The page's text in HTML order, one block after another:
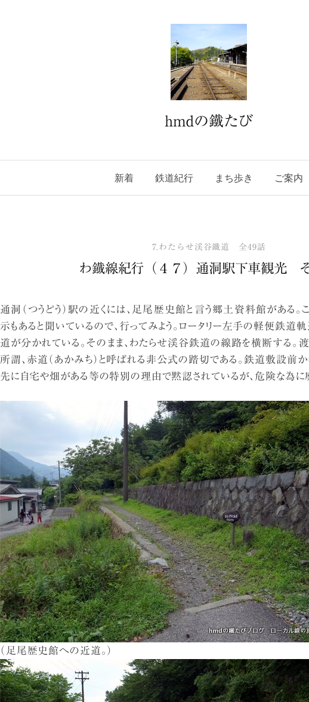
hmdの鐵たび
新着 鉄道紀行 まち歩き ご案内
7.わたらせ渓谷鐵道 全49話
わ鐡線紀行（４７）通洞駅下車観光
通洞（つうどう）駅の近くには、足尾歴史館と言う郷土資料館がある
示もあると聞いているので、行ってみよう。ロータリー左手の軽便鉄道
道が分かれている。そのまま、わたらせ渓谷鉄道の線路を横断する。渡
所謂、赤道（あかみち）と呼ばれる非公式の踏切である。鉄道敷設前か
先に自宅や畑がある等の特別の理由で黙認されているが、危険な為に
（足尾歴史館への近道。）